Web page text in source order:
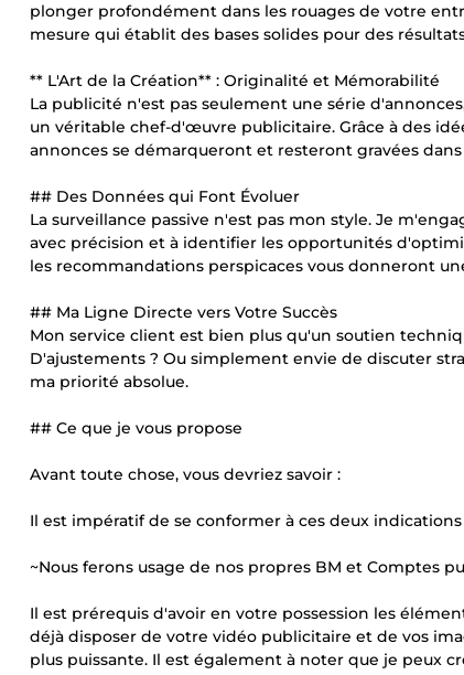
plonger profondément dans les rouages de votre
mesure qui établit des bases solides pour des
** L'Art de la Création** : Originalité et Mémorabilité
La publicité n'est pas seulement une série
un véritable chef-d'œuvre publicitaire. Grâce à des
annonces se démarqueront et resteront gravées
## Des Données qui Font Évoluer
La surveillance passive n'est pas mon style. Je
avec précision et à identifier les opportunités
les recommandations perspicaces vous donneront
## Ma Ligne Directe vers Votre Succès
Mon service client est bien plus qu'un soutien
D'ajustements ? Ou simplement envie de discuter
ma priorité absolue.
## Ce que je vous propose
Avant toute chose, vous devriez savoir :
Il est impératif de se conformer à ces deux indications
~Nous ferons usage de nos propres BM et Comptes
Il est prérequis d'avoir en votre possession les
déjà disposer de votre vidéo publicitaire et de vos
plus puissante. Il est également à noter que je peux